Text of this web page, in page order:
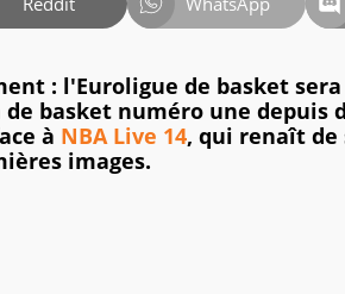
: l'Euroligue de basket
basket numéro une depuis
à NBA Live 14, qui renaît de
images.